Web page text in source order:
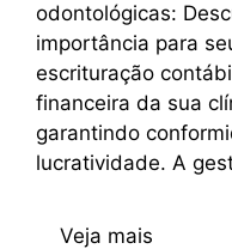
odontológicas:
importância para
escrituração
financeira da sua
garantindo
lucratividade. A
Veja mais